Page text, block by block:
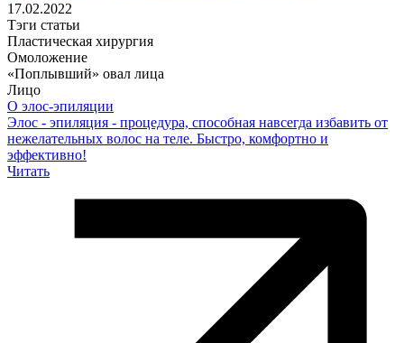
17.02.2022
Тэги статьи
Пластическая хирургия
Омоложение
«Поплывший» овал лица
Лицо
О элос-эпиляции
Элос - эпиляция - процедура, способная навсегда избавить от
нежелательных волос на теле. Быстро, комфортно и
эффективно!
Читать